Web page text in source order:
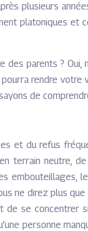
plusieurs
platoniques
parents ? Oui,
rendre votre
de
et du refus
terrain neutre,
embouteillages,
ne direz plus
de se concentrer
personne